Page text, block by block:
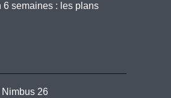
6 semaines : les plans
26